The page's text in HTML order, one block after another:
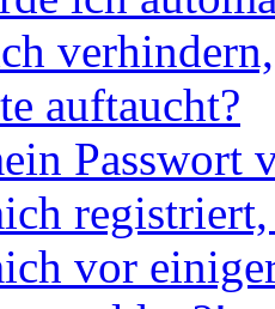
auftaucht?
Passwort
vor